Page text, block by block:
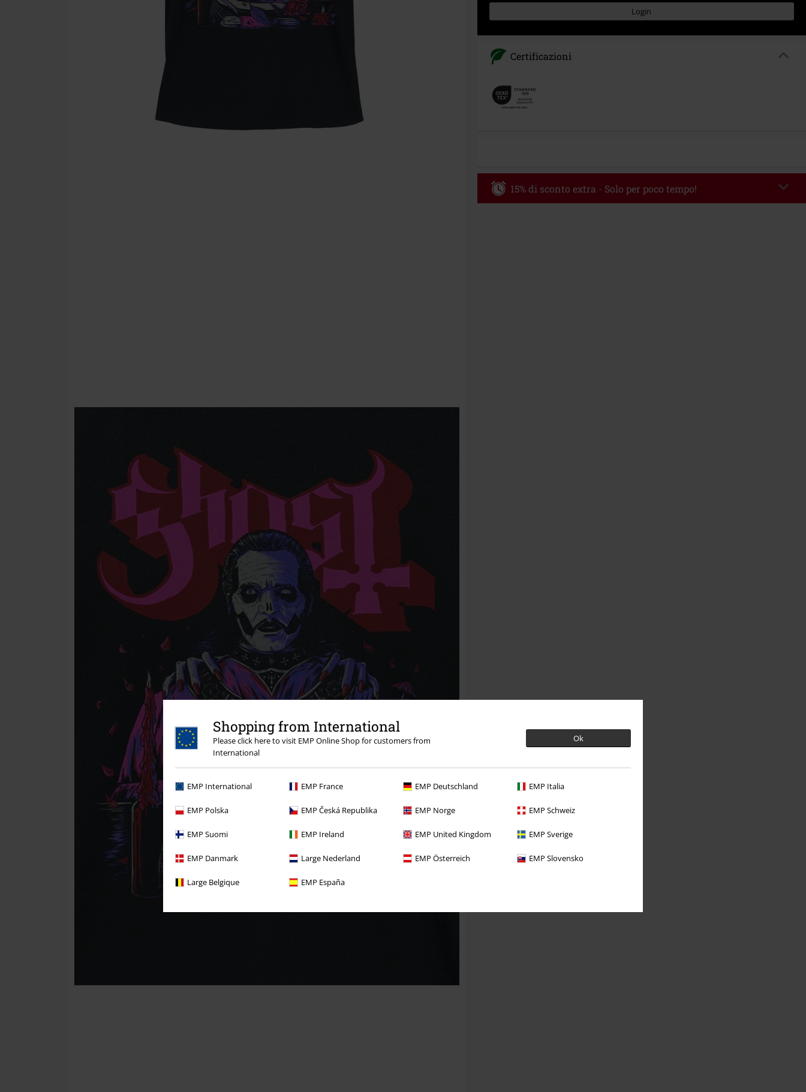
Shopping from International
Please click here to visit EMP Online Shop for customers from
International
Ok
EMP International EMP France EMP Deutschland EMP Italia
EMP Polska EMP Česká Republika EMP Norge EMP Schweiz
EMP Suomi EMP Ireland EMP United Kingdom EMP Sverige
EMP Danmark Large Nederland EMP Österreich EMP Slovensko
Large Belgique EMP España
Login
Certificazioni
15% di sconto extra - Solo per poco tempo!